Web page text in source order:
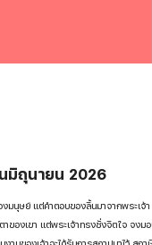
มิถุนายน 2026
งมนุษย์ แต่คำตอบของลิ้นมาจากพระเจ้า